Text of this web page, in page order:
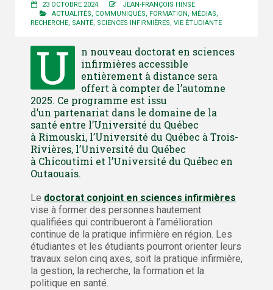
23 OCTOBRE 2024
JEAN-FRANÇOIS HINSE
ACTUALITÉS, COMMUNIQUÉS, FORMATION , MÉDIAS,
RECHERCHE, SANTÉ, SCIENCES INFIRMIÈRES, VIE ÉTUDIANTE
U
n nouveau doctorat en sciences
infirmières accessible
entièrement à distance sera
offert à compter de l’automne
2025. Ce programme est issu
d’un partenariat dans le domaine de la
santé entre l’Université du Québec
à Rimouski, l’Université du Québec à Trois-
Rivières, l’Université du Québec
à Chicoutimi et l’Université du Québec en
Outaouais.
Le doctorat conjoint en sciences infirmières
vise à former des personnes hautement
qualifiées qui contribueront à l’amélioration
continue de la pratique infirmière en région. Les
étudiantes et les étudiants pourront orienter leurs
travaux selon cinq axes, soit la pratique infirmière,
la gestion, la recherche, la formation et la
politique en santé.